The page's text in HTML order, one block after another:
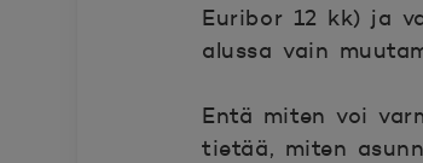
Euribor 12 kk) ja
alussa vain
Entä miten voi
tietää, miten